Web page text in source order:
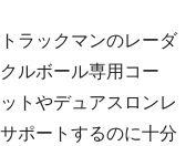
ラックマンのレーダ
ルボール専用コー
トやデュアスロンレ
ポートするのに十分